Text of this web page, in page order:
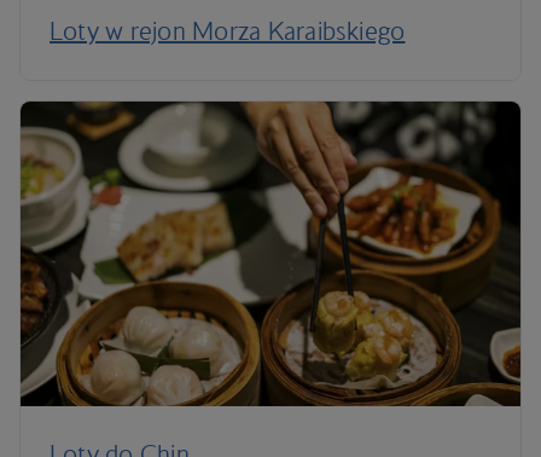
Loty w rejon Morza Karaibskiego